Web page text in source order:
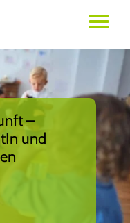
–
und